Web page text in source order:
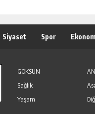
Siyaset Spor
GÖKSUN
Sağlık
Yaşam